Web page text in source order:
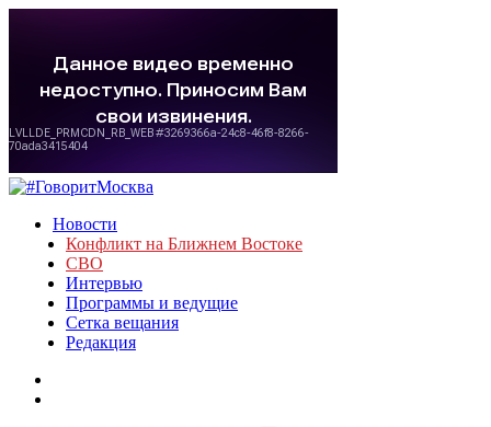
Новости
Конфликт на Ближнем Востоке
СВО
Интервью
Программы и ведущие
Сетка вещания
Редакция